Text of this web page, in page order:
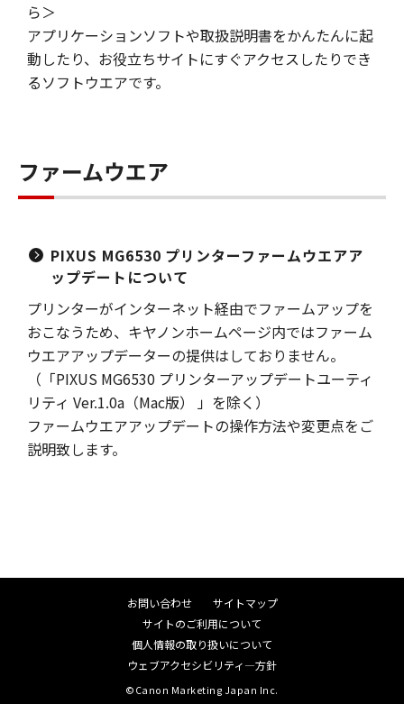
ら＞
アプリケーションソフトや取扱説明書をかんたんに起
動したり、お役立ちサイトにすぐアクセスしたりでき
るソフトウエアです。
ファームウエア
PIXUS MG6530 プリンターファームウエアア
ップデートについて
プリンターがインターネット経由でファームアップを
おこなうため、キヤノンホームページ内ではファーム
ウエアアップデーターの提供はしておりません。
（「PIXUS MG6530 プリンターアップデートユーティ
リティ Ver.1.0a（Mac版） 」を除く）
ファームウエアアップデートの操作方法や変更点をご
説明致します。
お問い合わせ
サイトマップ
サイトのご利用について
個人情報の取り扱いについて
ウェブアクセシビリティ―方針
©Canon Marketing Japan Inc.